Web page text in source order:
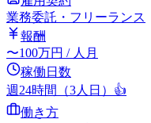
業務委託・フリーランス
報酬
〜100万円 / 人月
稼働日数
週24時間（3人日） 👍
働き方